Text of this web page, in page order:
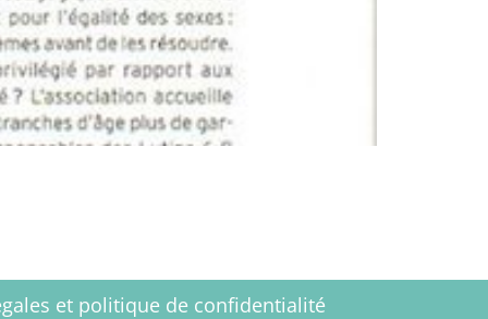
et politique de confidentialité